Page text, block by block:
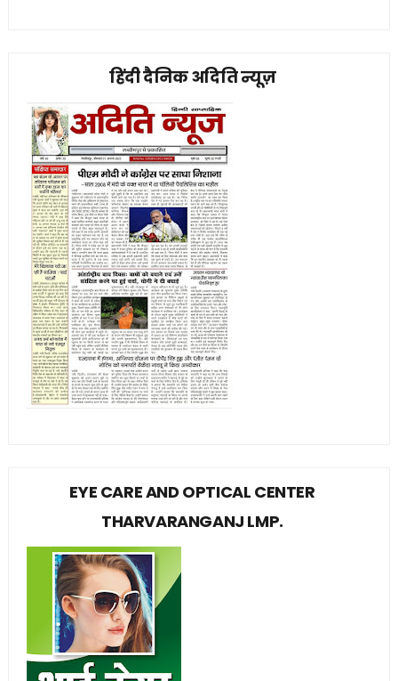
हिंदी दैनिक अदिति न्यूज़
EYE CARE AND OPTICAL CENTER
THARVARANGANJ LMP.